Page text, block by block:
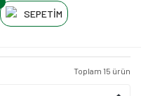
SEPETİM
Toplam 15 ürün